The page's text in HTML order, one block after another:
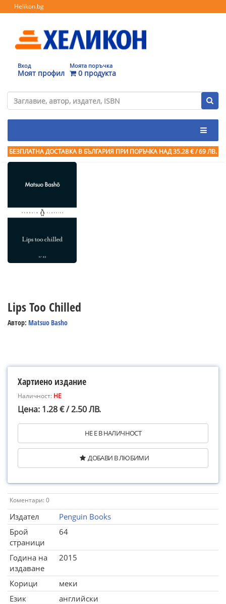
Helikon.bg
Вход
Моят профил
Моята поръчка
0 продукта
БЕЗПЛАТНА ДОСТАВКА В БЪЛГАРИЯ ПРИ ПОРЪЧКА НАД 35.28 € / 69 ЛВ.
Lips Too Chilled
Автор: Matsuo Basho
Хартиено издание
Наличност: НЕ
Цена: 1.28 € / 2.50 ЛВ.
НЕ Е В НАЛИЧНОСТ
ДОБАВИ В ЛЮБИМИ
Коментари: 0
Издател
Penguin Books
Брой
страници
64
Година на
издаване
2015
Корици
меки
Език
английски